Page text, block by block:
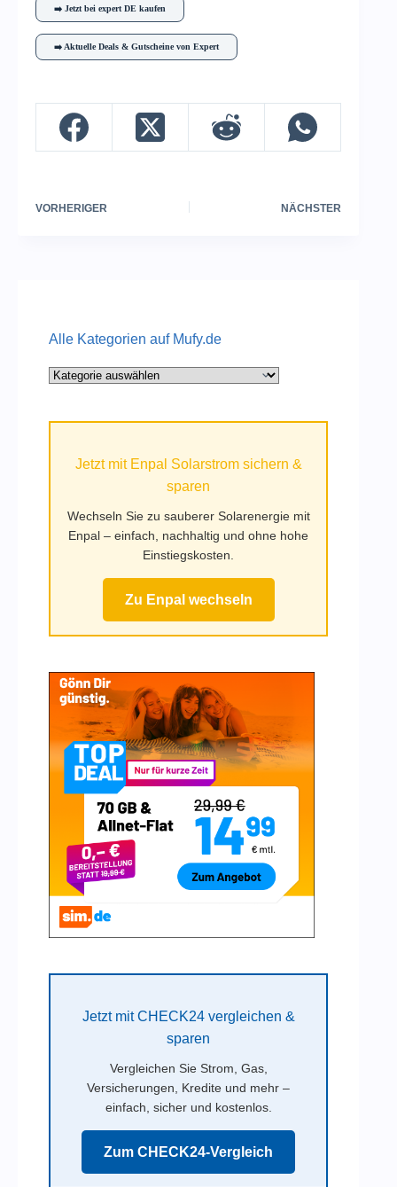
➡️ Jetzt bei expert DE kaufen
➡️ Aktuelle Deals & Gutscheine von Expert
VORHERIGER NÄCHSTER
Alle Kategorien auf Mufy.de
Alle
Jetzt mit Enpal Solarstrom sichern &
sparen
Wechseln Sie zu sauberer Solarenergie mit
Enpal – einfach, nachhaltig und ohne hohe
Einstiegskosten.
Zu Enpal wechseln
Jetzt mit CHECK24 vergleichen &
sparen
Vergleichen Sie Strom, Gas,
Versicherungen, Kredite und mehr –
einfach, sicher und kostenlos.
Zum CHECK24-Vergleich